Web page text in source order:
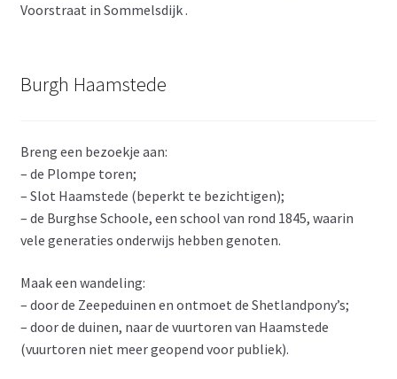
Voorstraat in Sommelsdijk .
Burgh Haamstede
Breng een bezoekje aan:
– de Plompe toren;
– Slot Haamstede (beperkt te bezichtigen);
– de Burghse Schoole, een school van rond 1845, waarin
vele generaties onderwijs hebben genoten.
Maak een wandeling:
– door de Zeepeduinen en ontmoet de Shetlandpony’s;
– door de duinen, naar de vuurtoren van Haamstede
(vuurtoren niet meer geopend voor publiek).